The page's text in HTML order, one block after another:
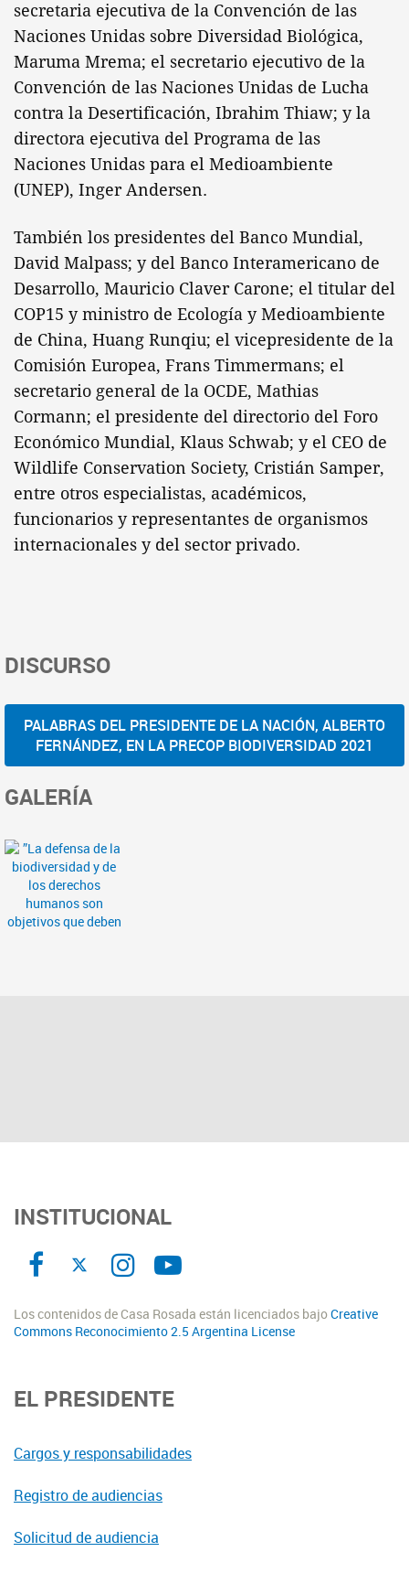
secretaria ejecutiva de la Convención de las
Naciones Unidas sobre Diversidad Biológica,
Maruma Mrema; el secretario ejecutivo de la
Convención de las Naciones Unidas de Lucha
contra la Desertificación, Ibrahim Thiaw; y la
directora ejecutiva del Programa de las
Naciones Unidas para el Medioambiente
(UNEP), Inger Andersen.
También los presidentes del Banco Mundial,
David Malpass; y del Banco Interamericano de
Desarrollo, Mauricio Claver Carone; el titular del
COP15 y ministro de Ecología y Medioambiente
de China, Huang Runqiu; el vicepresidente de la
Comisión Europea, Frans Timmermans; el
secretario general de la OCDE, Mathias
Cormann; el presidente del directorio del Foro
Económico Mundial, Klaus Schwab; y el CEO de
Wildlife Conservation Society, Cristián Samper,
entre otros especialistas, académicos,
funcionarios y representantes de organismos
internacionales y del sector privado.
DISCURSO
PALABRAS DEL PRESIDENTE DE LA NACIÓN, ALBERTO
FERNÁNDEZ, EN LA PRECOP BIODIVERSIDAD 2021
GALERÍA
INSTITUCIONAL
Los contenidos de Casa Rosada están licenciados bajoCreative
Commons Reconocimiento 2.5 Argentina License
EL PRESIDENTE
Cargos y responsabilidades
Registro de audiencias
Solicitud de audiencia